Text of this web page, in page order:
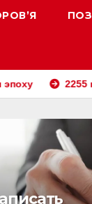
2255 на часах: